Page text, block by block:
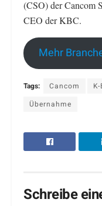
(CSO) der Cancom
CEO der KBC.
Mehr
Tags: Cancom
Übernahme
Schreibe